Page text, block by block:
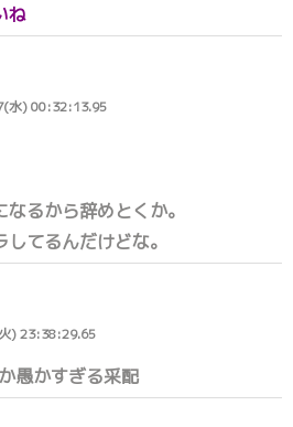
ね
水) 00:32:13.95
るから辞めとくか。
てるんだけどな。
) 23:38:29.65
愚かすぎる采配